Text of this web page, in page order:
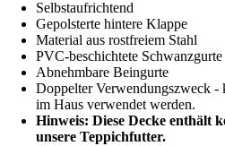
Selbstaufrichtend
Gepolsterte hintere Klappe
Material aus rostfreiem Stahl
PVC-beschichtete Schwanzgurte
Abnehmbare Beingurte
Doppelter Verwendungszweck -
im Haus verwendet werden.
Hinweis: Diese Decke enthält
unsere Teppichfutter.